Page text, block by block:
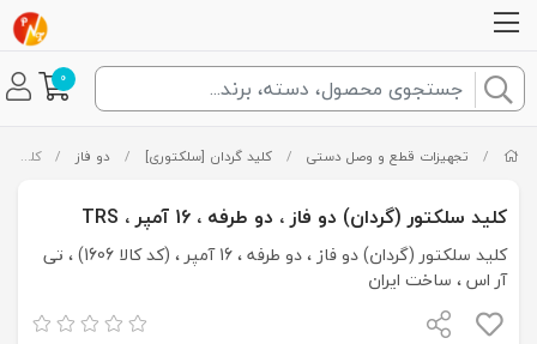
0
/ تجهیزات قطع و وصل دستی / کلید گردان [سلکتوری] / دو فاز / کلید سلکتور (گردان) دو فاز ، دو طرفه ، 16 آمپر ، TRS
کلید سلکتور (گردان) دو فاز ، دو طرفه ، 16 آمپر ، TRS
کلید سلکتور (گردان) دو فاز ، دو طرفه ، 16 آمپر ، (کد کالا 1606) ، تی
آر اس ، ساخت ایران